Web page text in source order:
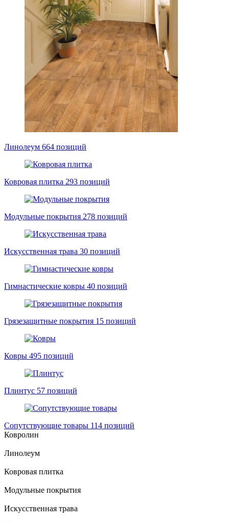
Линолеум 664 позиций
Ковровая плитка 293 позиций
Модульные покрытия 278 позиций
Искусственная трава 30 позиций
Гимнастические ковры 40 позиций
Грязезащитные покрытия 15 позиций
Ковры 495 позиций
Плинтус 57 позиций
Сопутствующие товары 114 позиций
Ковролин
Линолеум
Ковровая плитка
Модульные покрытия
Искусственная трава